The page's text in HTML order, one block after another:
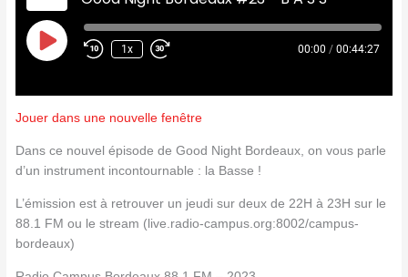
Play
Episode
1x 00:00 / 00:44:27
Jouer dans une nouvelle fenêtre
Dans ce nouvel épisode de Good Night Bordeaux, on vous parle
d’un instrument incontournable : la Basse !
L’émission est à retrouver un jeudi sur deux de 22H à 23H sur le
88.1 FM ou le stream (live.radio-campus.org:8002/campus-
bordeaux)